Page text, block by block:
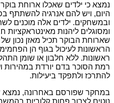
נמצא כי ילדים שאכלו ארוחת
היום, ויש להם אנרגיה להשתתף
ובמשחקים. ילדים אלה מוכנים
ומסוגלים ליהנות מאינטראקציות
שארוחת הבוקר תכיל מאזן נכון
הראשונות לעיכול בגוף הן
ראשונות. ללא חלבון או שומן
רמת הסוכר בדם יורדת במהירות
להתרכז ולתפקד ביעילות.
במחקר שפורסם באחרונה, נמצא